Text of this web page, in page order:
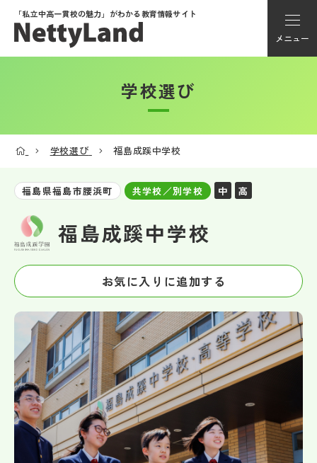
「私立中高一貫校の魅力」がわかる教育情報サイト
メニュー
アカウント登録
学校動画
私学探検隊
帰国生受験情報
説明会・イベント情報
よみもの
学校選び
学校選び 福島成蹊中学校
福島県福島市腰浜町 共学校／別学校 中 高
福島成蹊中学校
お気に入りに追加する